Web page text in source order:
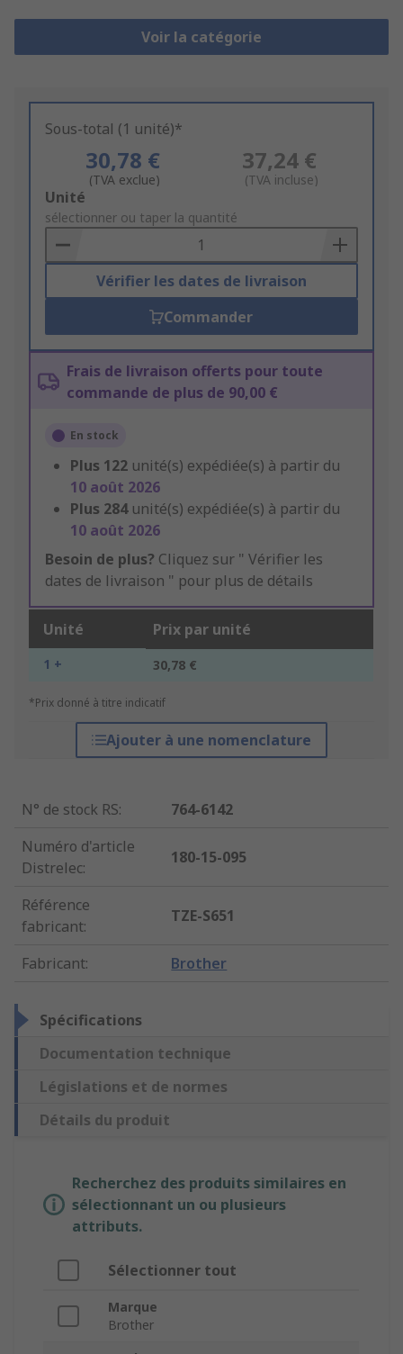
Voir la catégorie
Sous-total (1 unité)*
30,78 €
(TVA exclue)
37,24 €
(TVA incluse)
Add
to
Basket
Unité
sélectionner ou taper la quantité
Vérifier les dates de livraison
Commander
Frais de livraison offerts pour toute
commande de plus de 90,00 €
En stock
Plus 122 unité(s) expédiée(s) à partir du
10 août 2026
Plus 284 unité(s) expédiée(s) à partir du
10 août 2026
Besoin de plus? Cliquez sur " Vérifier les
dates de livraison " pour plus de détails
Unité Prix par unité
1 + 30,78 €
*Prix donné à titre indicatif
Ajouter à une nomenclature
N° de stock RS:
764-6142
Numéro d'article
Distrelec:
180-15-095
Référence
fabricant:
TZE-S651
Fabricant: Brother
Spécifications
Documentation technique
Législations et de normes
Détails du produit
Recherchez des produits similaires en
sélectionnant un ou plusieurs
attributs.
Sélectionner tout
Marque
Brother